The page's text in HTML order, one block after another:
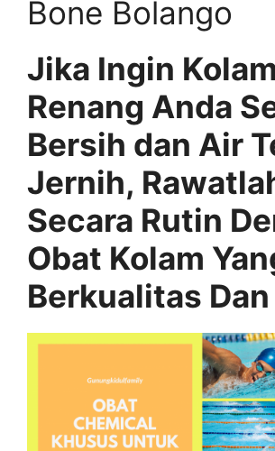
Bone Bolango
Jika Ingin Kolam
Renang Anda
Bersih dan Air
Jernih,
Secara Rutin
Obat Kolam
Berkualitas Dan